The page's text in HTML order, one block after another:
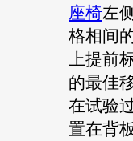
座椅左
格相间
上提前
的最佳
在试验
置在背